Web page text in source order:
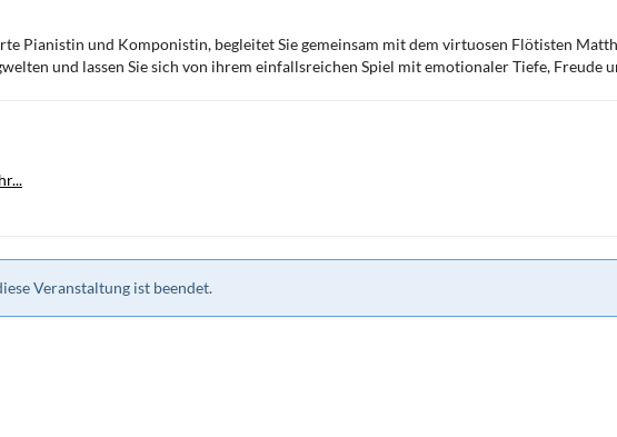
Pianistin und Komponistin, begleitet Sie gemeinsam mit dem virtuosen Flötisten
und lassen Sie sich von ihrem einfallsreichen Spiel mit emotionaler Tiefe, Freude
Veranstaltung ist beendet.